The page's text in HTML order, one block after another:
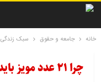
خانه جامعه و حقوق سبک زندگی
چرا ۲۱ عدد مویز باید خورد؟